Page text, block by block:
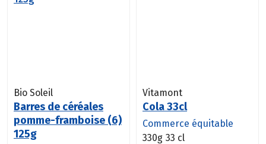
Bio Soleil
Barres de céréales
pomme-framboise (6)
125g
Vitamont
Cola 33cl
Commerce équitable
330g 33 cl